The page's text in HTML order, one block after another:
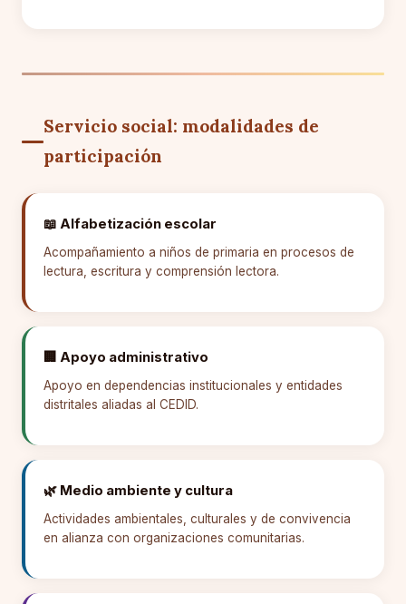
Servicio social: modalidades de
participación
📖 Alfabetización escolar
Acompañamiento a niños de primaria en procesos de
lectura, escritura y comprensión lectora.
🏢 Apoyo administrativo
Apoyo en dependencias institucionales y entidades
distritales aliadas al CEDID.
🌿 Medio ambiente y cultura
Actividades ambientales, culturales y de convivencia
en alianza con organizaciones comunitarias.